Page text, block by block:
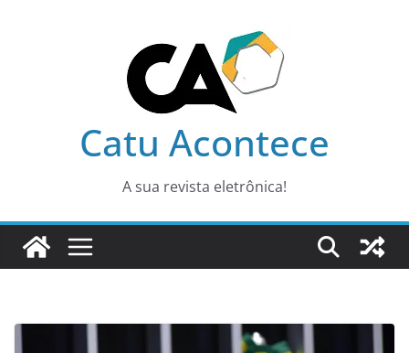
Catu Acontece
A sua revista eletrônica!